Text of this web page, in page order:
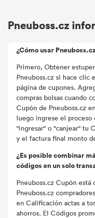
Pneuboss.cz
¿Cómo usar
Primero, Obtener
Pneuboss.cz si hace clic
página de cupones.
compras bolsas cuando
Cupón de Pneuboss.cz
luego ingrese el
"ingresar" o "canjear" tu
y el factura final monto
¿Es posible combinar
códigos en un solo
Pneuboss.cz Cupón
Pneuboss.cz
en Calificación actas a
ahorros. El Códigos